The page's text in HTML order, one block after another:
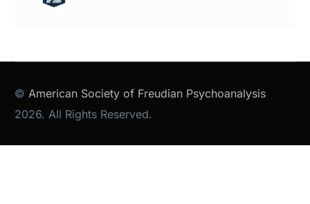
© American Society of Freudian Psychoanalysis
2026. All Rights Reserved.